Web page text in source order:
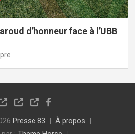
d’honneur face à l’UBB
Presse 83
À propos